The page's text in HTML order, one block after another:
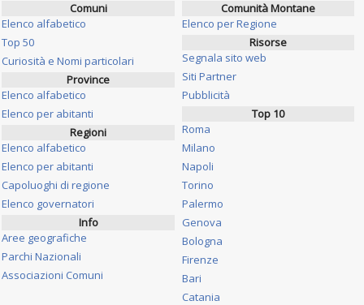
Comuni
Elenco alfabetico
Top 50
Curiosità e Nomi particolari
Province
Elenco alfabetico
Elenco per abitanti
Regioni
Elenco alfabetico
Elenco per abitanti
Capoluoghi di regione
Elenco governatori
Info
Aree geografiche
Parchi Nazionali
Associazioni Comuni
Comunità Montane
Elenco per Regione
Risorse
Segnala sito web
Siti Partner
Pubblicità
Top 10
Roma
Milano
Napoli
Torino
Palermo
Genova
Bologna
Firenze
Bari
Catania